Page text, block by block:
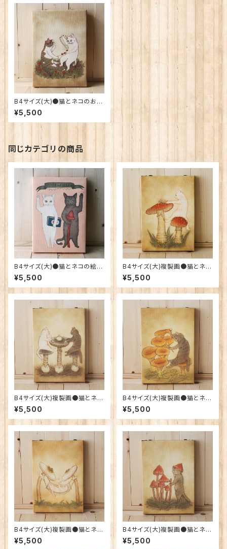
B4サイズ(大)●猫とネコのお友
達シリーズ●だいずとあずき
¥5,500
同じカテゴリの商品
B4サイズ(大)●猫とネコの絵本
シリーズ●猫とネコのご挨拶
¥5,500
B4サイズ(大)複製画●猫とネコ
の絵本シリーズ●本を読む猫
¥5,500
B4サイズ(大)複製画●猫とネコ
の絵本シリーズ●猫とネコのテ
ィータイム
¥5,500
B4サイズ(大)複製画●猫とネコ
の絵本シリーズ●タイコをたたく
ネコ
¥5,500
B4サイズ(大)複製画●猫とネコ
の絵本シリーズ●シャボン玉を
ふく猫
¥5,500
B4サイズ(大)複製画●猫とネコ
の絵本シリーズ●ネコの帽子
¥5,500